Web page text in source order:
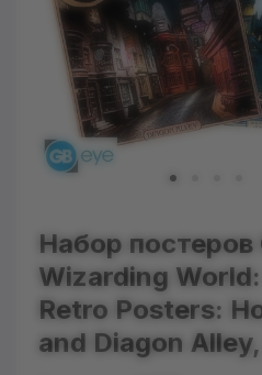
Набор постеров
Wizarding
Retro Posters:
and Diagon